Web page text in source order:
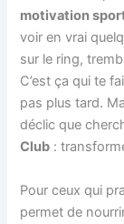
motivation
voir en vrai
sur le ring,
C’est ça qui te
pas plus tard.
déclic que
Club :
Pour ceux qui
permet de